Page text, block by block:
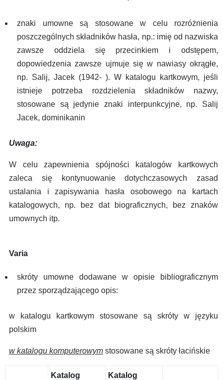
znaki umowne są stosowane w celu rozróżnienia
poszczególnych składników hasła, np.: imię od nazwiska
zawsze oddziela się przecinkiem i odstępem,
dopowiedzenia zawsze ujmuje się w nawiasy okrągłe,
np. Salij, Jacek (1942- ). W katalogu kartkowym, jeśli
istnieje potrzeba rozdzielenia składników nazwy,
stosowane są jedynie znaki interpunkcyjne, np. Salij
Jacek, dominikanin
Uwaga:
W celu zapewnienia spójności katalogów kartkowych
zaleca się kontynuowanie dotychczasowych zasad
ustalania i zapisywania hasła osobowego na kartach
katalogowych, np. bez dat biograficznych, bez znaków
umownych itp.
Varia
skróty umowne dodawane w opisie bibliograficznym
przez sporządzającego opis:
w katalogu kartkowym stosowane są skróty w języku
polskim
w katalogu komputerowym stosowane są skróty łacińskie
Katalog
Katalog